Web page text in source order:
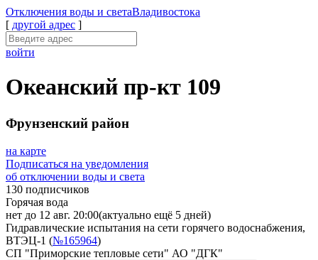
Отключения воды и светаВладивостока
[ другой адрес ]
войти
Океанский пр-кт 109
Фрунзенский район
на карте
Подписаться на уведомления
об отключении воды и света
130 подписчиков
Горячая вода
нет до 12 авг. 20:00(актуально ещё 5 дней)
Гидравлические испытания на сети горячего водоснабжения,
ВТЭЦ-1 (№165964)
СП "Приморские тепловые сети" АО "ДГК"